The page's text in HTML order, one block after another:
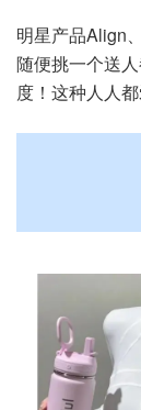
明星产品Align
随便挑一个送
度！这种人人